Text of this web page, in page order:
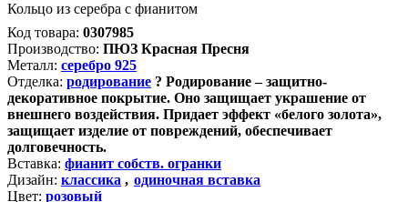
Кольцо из серебра с фианитом
Код товара: 0307985
Производство: ПЮЗ Красная Пресня
Металл: серебро 925
Отделка: родирование ? Родирование – защитно-
декоративное покрытие. Оно защищает украшение от
внешнего воздействия. Придает эффект «белого золота»,
защищает изделие от повреждений, обеспечивает
долговечность.
Вставка: фианит собств. огранки
Дизайн: классика , одиночная вставка
Цвет: розовый